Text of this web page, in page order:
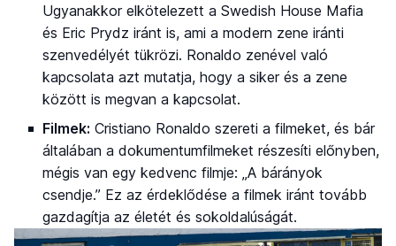
Ugyanakkor elkötelezett a Swedish House Mafia
és Eric Prydz iránt is, ami a modern zene iránti
szenvedélyét tükrözi. Ronaldo zenével való
kapcsolata azt mutatja, hogy a siker és a zene
között is megvan a kapcsolat.
Filmek: Cristiano Ronaldo szereti a filmeket, és bár
általában a dokumentumfilmeket részesíti előnyben,
mégis van egy kedvenc filmje: „A bárányok
csendje.” Ez az érdeklődése a filmek iránt tovább
gazdagítja az életét és sokoldalúságát.